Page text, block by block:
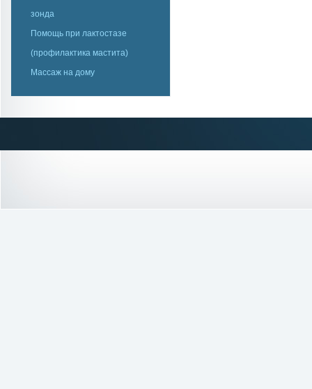
зонда
Помощь при лактостазе
(профилактика мастита)
Массаж на дому